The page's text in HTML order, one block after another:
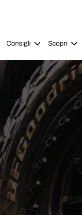
Consigli Scopri